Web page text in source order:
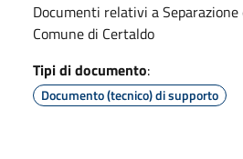
Documenti relativi a Separazione
Comune di Certaldo
Tipi di documento:
Documento (tecnico) di supporto